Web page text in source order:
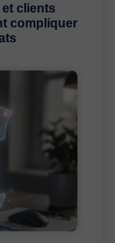
clients
compliquer